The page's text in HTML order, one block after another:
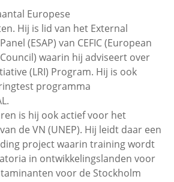
Europese
Hij is lid van het External
(ESAP) van CEFIC (European
waarin hij adviseert over
(LRI) Program. Hij is ook
programma
is hij ook actief voor het
de VN (UNEP). Hij leidt daar een
project waarin training wordt
in ontwikkelingslanden voor
voor de Stockholm